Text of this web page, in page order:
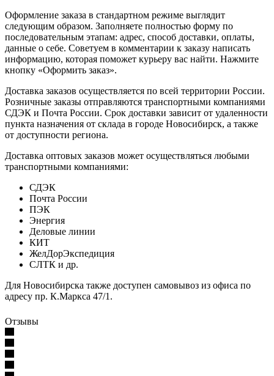
Оформление заказа в стандартном режиме выглядит
следующим образом. Заполняете полностью форму по
последовательным этапам: адрес, способ доставки, оплаты,
данные о себе. Советуем в комментарии к заказу написать
информацию, которая поможет курьеру вас найти. Нажмите
кнопку «Оформить заказ».
Доставка заказов осуществляется по всей территории России.
Розничные заказы отправляются транспортными компаниями
СДЭК и Почта России. Срок доставки зависит от удаленности
пункта назначения от склада в городе Новосибирск, а также
от доступности региона.
Доставка оптовых заказов может осуществляться любыми
транспортными компаниями:
СДЭК
Почта России
ПЭК
Энергия
Деловые линии
КИТ
ЖелДорЭкспедиция
СЛТК и др.
Для Новосибирска также доступен самовывоз из офиса по
адресу пр. К.Маркса 47/1.
Отзывы